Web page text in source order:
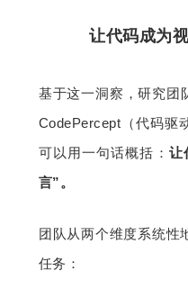
让代码成为
基于这一洞察，研究
CodePercept（代码驱
可以用一句话概括： 让
言”。
团队从两个维度系统性
任务：